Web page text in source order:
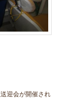
迎会が開催され